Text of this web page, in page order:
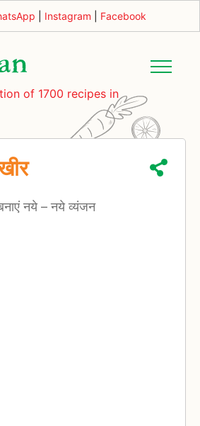
Instagram Facebook
of 1700 recipes in
नये – नये व्यंजन